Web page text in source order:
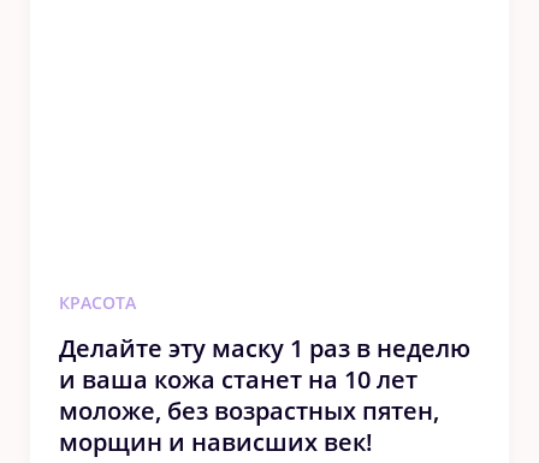
КРАСОТА
Делайте эту маску 1 раз в неделю
и ваша кожа станет на 10 лет
моложе, без возрастных пятен,
морщин и нависших век!